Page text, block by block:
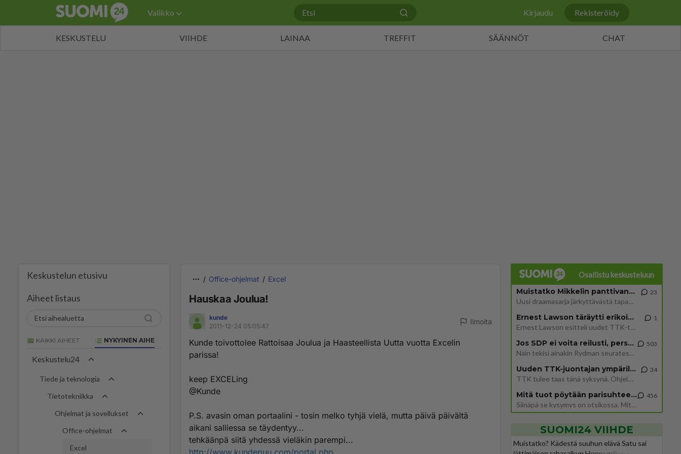
Valikko Kirjaudu Rekisteröidy
KESKUSTELU VIIHDE LAINAA TREFFIT SÄÄNNÖT CHAT
Keskustelun etusivu
Aiheet listaus
KAIKKI AIHEET NYKYINEN AIHE
Keskustelu24
Tiede ja teknologia
Tietotekniikka
Ohjelmat ja sovellukset
Office-ohjelmat
Excel
Office-ohjelmat Excel
Hauskaa Joulua!
kunde
2011-12-24 05:05:47
Ilmoita
Kunde toivottolee Rattoisaa Joulua ja Haasteellista Uutta vuotta Excelin
parissa!
keep EXCELing
@Kunde
P.S. avasin oman portaalini - tosin melko tyhjä vielä, mutta päivä päivältä
aikani salliessa se täydentyy...
tehkäänpä siitä yhdessä vieläkin parempi...
http://www.kundepuu.com/portal.php
Osallistu keskusteluun
Muistatko Mikkelin panttivankidraaman?
Uusi draamasarja järkyttävästä tapauksesta on tulossa. Tositapahtumiin perustuva sarja ammentaa vuoden 1986 Mikkelin pan
23
Ernest Lawson täräytti erikoisen heiton TTK-lehdistötilaisuudessa: " Onko tässä tarkoituksena...?"
Ernest Lawson esitteli uudet TTK-tähtioppilaat ja opettajat torstaina 6.8. lehdistölle. Tulevalla kaudella on yksi hausk
1
Jos SDP ei voita reilusti, persut kumoavat demokratian Suomesta
Näin tekisi ainakin Rydman seuratessaan idolinsa Trumpin mallia https://www.is.fi/politiikka/art-2000012187244.html
503
Uuden TTK-juontajan ympärillä epätietoisuus sakenee - Nyt MTV hämmentää soppaa
TTK tulee taas tänä syksynä. Ohjelman uudet tähtioppilaat julkistetaan torstaina 6. elokuuta klo 14 alkavassa lehdistö
34
Mitä tuot pöytään parisuhteessa?
Siinäpä se kysymys on otsikossa. Mitäpä siis tuot/toisit pöytään parisuhteessa? Oletko mies vai nainen? Koetko sen mitä
456
SUOMI24 VIIHDE
Muistatko? Kädestä suuhun elävä Satu sai